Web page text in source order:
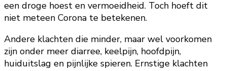
een droge hoest en vermoeidheid. Toch hoeft dit
niet meteen Corona te betekenen.
Andere klachten die minder, maar wel voorkomen
zijn onder meer diarree, keelpijn, hoofdpijn,
huiduitslag en pijnlijke spieren. Ernstige klachten